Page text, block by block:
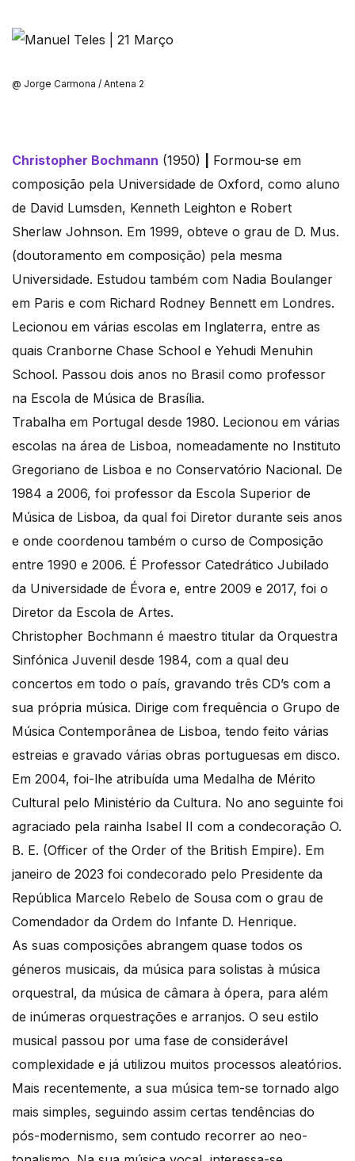
@ Jorge Carmona / Antena 2
Christopher Bochmann (1950)
Formou-se em
composição pela Universidade de Oxford, como aluno
de David Lumsden, Kenneth Leighton e Robert
Sherlaw Johnson. Em 1999, obteve o grau de D. Mus.
(doutoramento em composição) pela mesma
Universidade. Estudou também com Nadia Boulanger
em Paris e com Richard Rodney Bennett em Londres.
Lecionou em várias escolas em Inglaterra, entre as
quais Cranborne Chase School e Yehudi Menuhin
School. Passou dois anos no Brasil como professor
na Escola de Música de Brasília.
Trabalha em Portugal desde 1980. Lecionou em várias
escolas na área de Lisboa, nomeadamente no Instituto
Gregoriano de Lisboa e no Conservatório Nacional. De
1984 a 2006, foi professor da Escola Superior de
Música de Lisboa, da qual foi Diretor durante seis anos
e onde coordenou também o curso de Composição
entre 1990 e 2006. É Professor Catedrático Jubilado
da Universidade de Évora e, entre 2009 e 2017, foi o
Diretor da Escola de Artes.
Christopher Bochmann é maestro titular da Orquestra
Sinfónica Juvenil desde 1984, com a qual deu
concertos em todo o país, gravando três CD’s com a
sua própria música. Dirige com frequência o Grupo de
Música Contemporânea de Lisboa, tendo feito várias
estreias e gravado várias obras portuguesas em disco.
Em 2004, foi-lhe atribuída uma Medalha de Mérito
Cultural pelo Ministério da Cultura. No ano seguinte foi
agraciado pela rainha Isabel II com a condecoração O.
B. E. (Officer of the Order of the British Empire). Em
janeiro de 2023 foi condecorado pelo Presidente da
República Marcelo Rebelo de Sousa com o grau de
Comendador da Ordem do Infante D. Henrique.
As suas composições abrangem quase todos os
géneros musicais, da música para solistas à música
orquestral, da música de câmara à ópera, para além
de inúmeras orquestrações e arranjos. O seu estilo
musical passou por uma fase de considerável
complexidade e já utilizou muitos processos aleatórios.
Mais recentemente, a sua música tem-se tornado algo
mais simples, seguindo assim certas tendências do
pós-modernismo, sem contudo recorrer ao neo-